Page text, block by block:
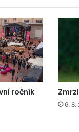
ročník
6. 8.